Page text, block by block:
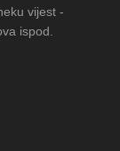
vijest -
ispod.